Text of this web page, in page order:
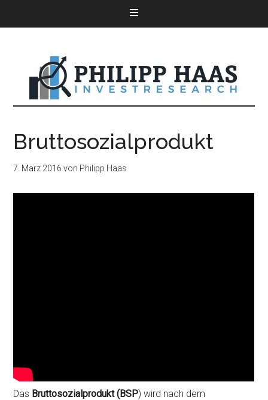
Bruttosozialprodukt
7. März 2016 von Philipp Haas
Das Bruttosozialprodukt (BSP) wird nach dem